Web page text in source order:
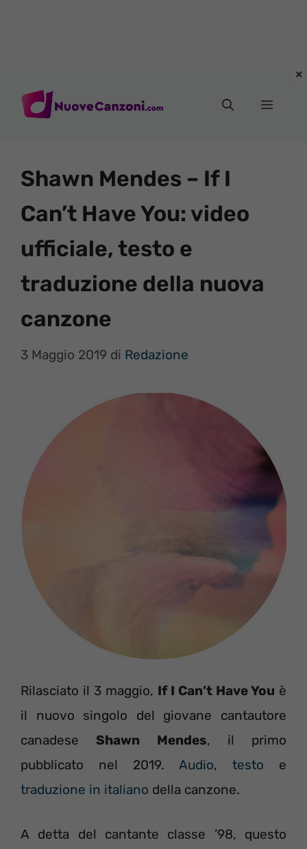
Menu
Shawn Mendes – If I
Can’t Have You: video
ufficiale, testo e
traduzione della nuova
canzone
3 Maggio 2019 di Redazione
Rilasciato il 3 maggio, If I Can’t Have You è
il nuovo singolo del giovane cantautore
canadeseShawn Mendes, il primo
pubblicato nel 2019.Audio,testo e
traduzione in italiano della canzone.
A detta del cantante classe ’98, questo